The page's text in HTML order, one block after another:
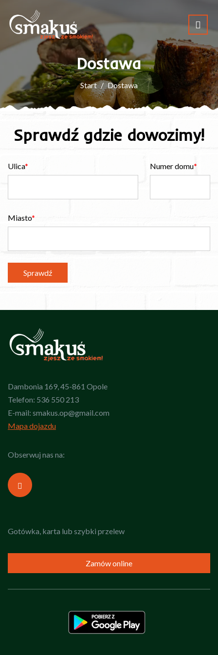
Dostawa
Start Dostawa
Sprawdź gdzie dowozimy!
Ulica Numer domu
Miasto
Sprawdź
Dambonia 169, 45-861 Opole
Telefon: 536 550 213
E-mail: smakus.op@gmail.com
Mapa dojazdu
Obserwuj nas na:
Gotówka, karta lub szybki przelew
Zamów online